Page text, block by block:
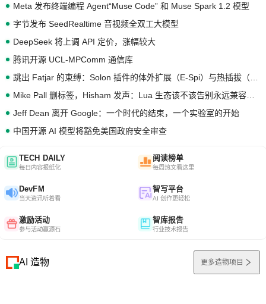
Meta 发布终端编程 Agent“Muse Code” 和 Muse Spark 1.2 模型
字节发布 SeedRealtime 音视频全双工大模型
DeepSeek 将上调 API 定价，涨幅较大
腾讯开源 UCL-MPComm 通信库
Jeff Dean 离开 Google：一个时代的结束，一个实验室的开始
中国开源 AI 模型将豁免美国政府安全审查
TECH DAILY
每日内容报纸化
阅读榜单
每周热文看这里
DevFM
当天资讯听着看
智写平台
AI 创作更轻松
激励活动
参与活动赢源石
智库报告
行业技术报告
AI 造物 更多造物项目